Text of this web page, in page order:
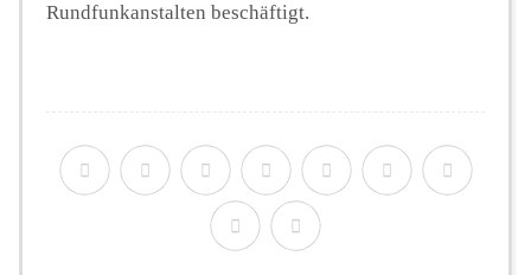
Rundfunkanstalten beschäftigt.